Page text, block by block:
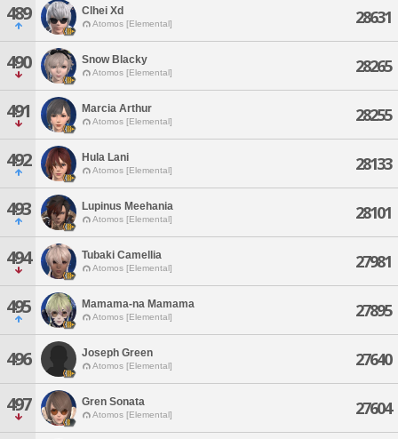
489 Clhei Xd
Atomos [Elemental] 28631
490 Snow Blacky
Atomos [Elemental] 28265
491 Marcia Arthur
Atomos [Elemental] 28255
492 Hula Lani
Atomos [Elemental] 28133
493 Lupinus Meehania
Atomos [Elemental] 28101
494 Tubaki Camellia
Atomos [Elemental] 27981
495 Mamama-na Mamama
Atomos [Elemental] 27895
496 Joseph Green
Atomos [Elemental] 27640
497 Gren Sonata
Atomos [Elemental] 27604